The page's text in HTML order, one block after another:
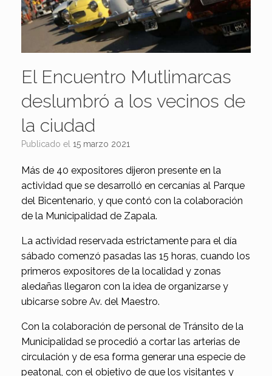
El Encuentro Mutlimarcas
deslumbró a los vecinos de
la ciudad
Publicado el 15 marzo 2021
Más de 40 expositores dijeron presente en la
actividad que se desarrolló en cercanías al Parque
del Bicentenario, y que contó con la colaboración
de la Municipalidad de Zapala.
La actividad reservada estrictamente para el día
sábado comenzó pasadas las 15 horas, cuando los
primeros expositores de la localidad y zonas
aledañas llegaron con la idea de organizarse y
ubicarse sobre Av. del Maestro.
Con la colaboración de personal de Tránsito de la
Municipalidad se procedió a cortar las arterias de
circulación y de esa forma generar una especie de
peatonal, con el objetivo de que los visitantes y